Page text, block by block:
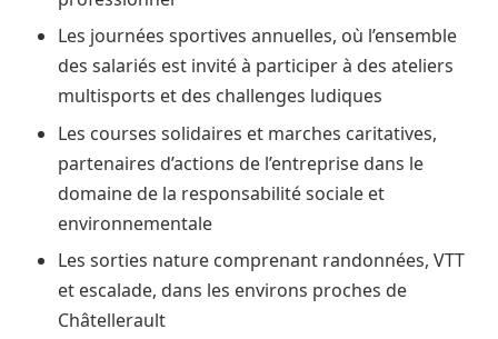
Les journées sportives annuelles, où l’ensemble
des salariés est invité à participer à des ateliers
multisports et des challenges ludiques
Les courses solidaires et marches caritatives,
partenaires d’actions de l’entreprise dans le
domaine de la responsabilité sociale et
environnementale
Les sorties nature comprenant randonnées, VTT
et escalade, dans les environs proches de
Châtellerault